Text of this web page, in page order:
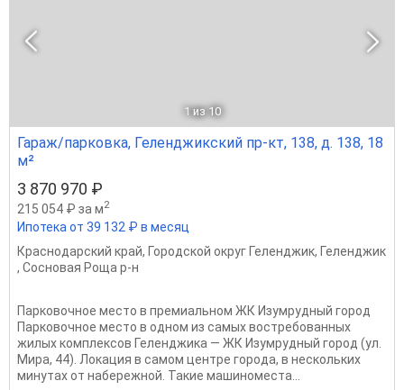
1 из 10
Гараж/парковка, Геленджикский пр-кт, 138, д. 138, 18
м²
3 870 970 ₽
215 054 ₽ за м2
Ипотека от 39 132 ₽ в месяц
Краснодарский край, Городской округ Геленджик, Геленджик
, Сосновая Роща р-н
Парковочное место в премиальном ЖК Изумрудный город
Парковочное место в одном из самых востребованных
жилых комплексов Геленджика — ЖК Изумрудный город (ул.
Мира, 44). Локация в самом центре города, в нескольких
минутах от набережной. Такие машиноместа...